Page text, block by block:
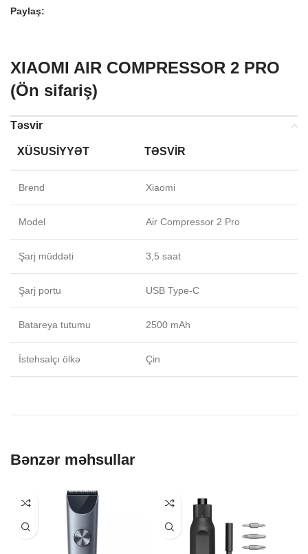
Paylaş:
XIAOMI AIR COMPRESSOR 2 PRO
(Ön sifariş)
Təsvir
XÜSUSIYYƏT TƏSVIR
Brend Xiaomi
Model Air Compressor 2 Pro
Şarj müddəti 3,5 saat
Şarj portu USB Type-C
Batareya tutumu 2500 mAh
İstehsalçı ölkə Çin
Bənzər məhsullar